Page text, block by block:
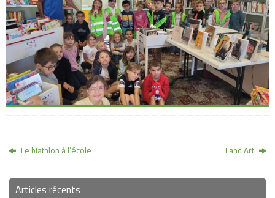
Le biathlon à l’école Land Art
Articles récents